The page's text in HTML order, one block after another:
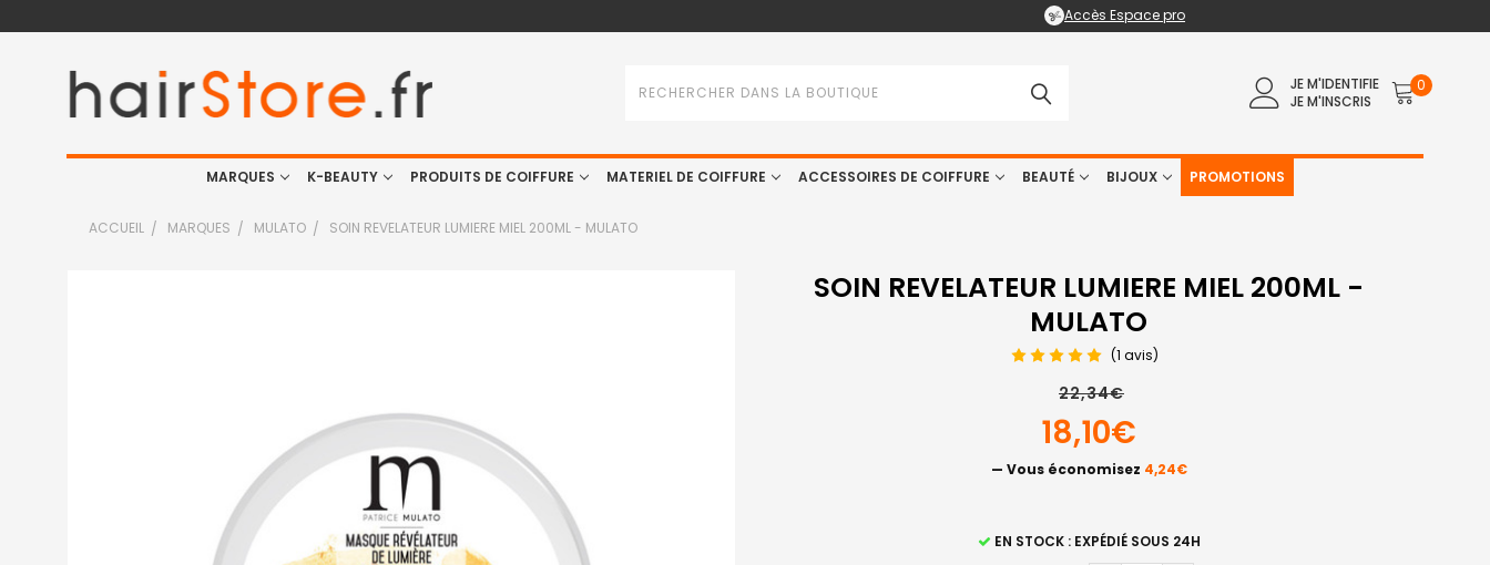
Accès Espace pro
JE M'IDENTIFIE
JE M'INSCRIS
0
MARQUES K-BEAUTY PRODUITS DE COIFFURE MATERIEL DE COIFFURE ACCESSOIRES DE COIFFURE BEAUTÉ BIJOUX PROMOTIONS
ACCUEIL MARQUES MULATO SOIN REVELATEUR LUMIERE MIEL 200ML - MULATO
SOIN REVELATEUR LUMIERE MIEL 200ML -
MULATO
(1 avis)
22,34€
18,10€
— Vous économisez 4,24€
EN STOCK : EXPÉDIÉ SOUS 24H